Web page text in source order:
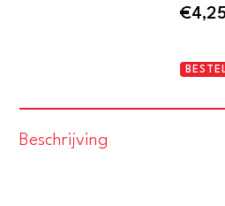
€
The
Beschrijving